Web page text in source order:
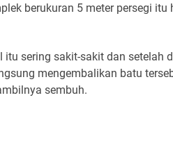
berukuran 5 meter persegi itu
sering sakit-sakit dan setelah
mengembalikan batu
sembuh.